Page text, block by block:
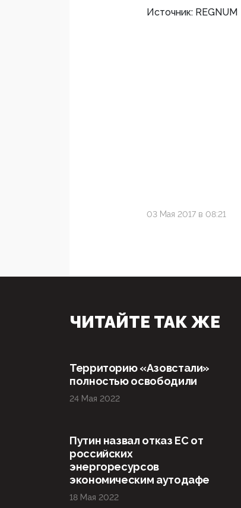
Источник: REGNUM
03 Мая 2017 в 08:21
ЧИТАЙТЕ ТАК ЖЕ
Территорию «Азовстали»
полностью освободили
24 Мая 2022
Путин назвал отказ ЕС от
российских
энергоресурсов
экономическим аутодафе
18 Мая 2022